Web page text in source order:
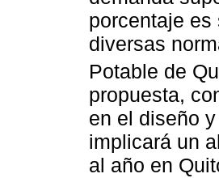
porcentaje
diversas
Potable de
propuesta,
en el diseño
implicará un
al año en